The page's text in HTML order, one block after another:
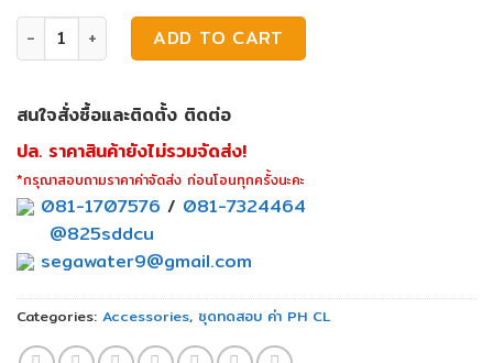
pHin Smart Water Care Hayward quantity
ADD TO CART
สนใจสั่งซื้อและติดตั้ง ติดต่อ
ปล. ราคาสินค้ายังไม่รวมจัดส่ง!
*กรุณาสอบถามราคาค่าจัดส่ง ก่อนโอนทุกครั้งนะคะ
081-1707576 / 081-7324464
@825sddcu
segawater9@gmail.com
Categories: Accessories, ชุดทดสอบ ค่า PH CL